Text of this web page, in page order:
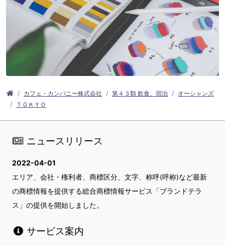
カフェ・カンパニー株式会社 第４３類 飲食、宿泊
オーシャンズ
ＴＯＫＹＯ
ニュースリリース
2022-04-01
エリア、会社・権利者、商標区分、文字、称呼(呼称)など最新
の商標情報を提供する総合商標情報サービス「ブランドテラ
ス」の提供を開始しました。
サービス案内